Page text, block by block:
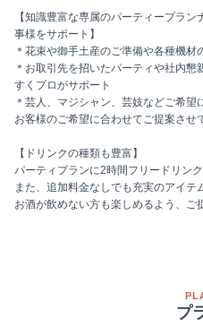
【知識豊富な専属のパーティープラ
事様をサポート】
＊花束や御手土産のご準備や各種機材
＊お取引先を招いたパーティや社内
すくプロがサポート
＊芸人、マジシャン、芸妓などご希
お客様のご希望に合わせてご提案させ
【ドリンクの種類も豊富】
パーティプランに2時間フリードリンク
また、追加料金なしでも充実のアイテ
お酒が飲めない方も楽しめるよう、ご
プ